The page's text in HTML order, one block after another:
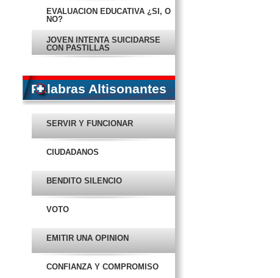
EVALUACIÓN EDUCATIVA ¿SI, O
NO?
JOVEN INTENTA SUICIDARSE
CON PASTILLAS
DE SUPERMERCADO
AHORA, A CERRAR SEXENIO
CON OBRAS: ORTEGA BERNÉS
ADVIERTEN POR MÁS LLUVIAS
SE AGOTA PLAZO PARA
EXIGEN RECUENTO DE VOTOS
EMITEN SANCIÓN A PABLO
EN AGOSTO DARÁN A AMC
EN PORTADA
Palabras Altisonantes
SERVIR Y FUNCIONAR
CIUDADANOS
BENDITO SILENCIO
VOTO
EMITIR UNA OPINIÓN
CONFIANZA Y COMPROMISO